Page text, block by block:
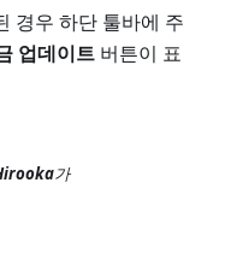
경우 하단 툴바에 주
업데이트 버튼이 표
가